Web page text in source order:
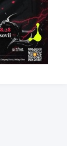
帐号？